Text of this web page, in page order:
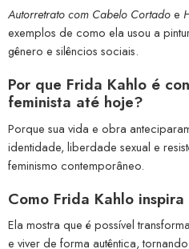
Autorretrato com Cabelo Cortadoe
exemplos de como ela usou a
gênero e silêncios sociais.
Por que Frida Kahlo é
feminista até hoje?
Porque sua vida e obra
identidade, liberdade sexual e
feminismo contemporâneo.
Como Frida Kahlo
Ela mostra que é possível
e viver de forma autêntica,